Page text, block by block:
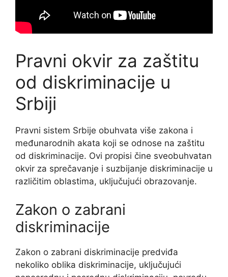
Pravni okvir za zaštitu
od diskriminacije u
Srbiji
Pravni sistem Srbije obuhvata više zakona i
međunarodnih akata koji se odnose na zaštitu
od diskriminacije. Ovi propisi čine sveobuhvatan
okvir za sprečavanje i suzbijanje diskriminacije u
različitim oblastima, uključujući obrazovanje.
Zakon o zabrani
diskriminacije
Zakon o zabrani diskriminacije predviđa
nekoliko oblika diskriminacije, uključujući